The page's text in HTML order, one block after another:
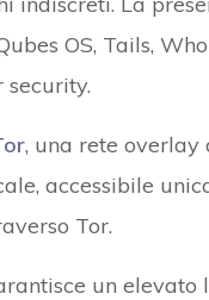
OS, Tails,
, una rete overlay
accessibile
Tor.
un elevato